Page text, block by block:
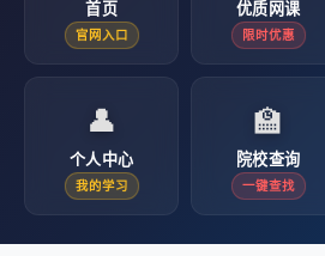
首页
官网入口
优质网课
限时优惠
👤
个人中心
我的学习
🏫
院校查询
一键查找